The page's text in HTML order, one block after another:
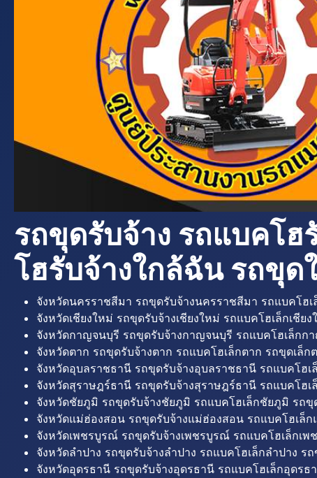
รถขุดรับจ้าง รถแบคโฮ
โฮรับจ้างใกล้ฉัน รถขุด
จังหวัดนครราชสีมา รถขุดรับจ้างนครราชสีมา รถแบคโ
จังหวัดเชียงใหม่ รถขุดรับจ้างเชียงใหม่ รถแบคโฮเล็กเชีย
จังหวัดกาญจนบุรี รถขุดรับจ้างกาญจนบุรี รถแบคโฮเล็ก
จังหวัดตาก รถขุดรับจ้างตาก รถแบคโฮเล็กตาก รถขุดเล็
จังหวัดอุบลราชธานี รถขุดรับจ้างอุบลราชธานี รถแบคโฮ
จังหวัดสุราษฎร์ธานี รถขุดรับจ้างสุราษฎร์ธานี รถแบคโฮ
จังหวัดชัยภูมิ รถขุดรับจ้างชัยภูมิ รถแบคโฮเล็กชัยภูมิ รถ
จังหวัดแม่ฮ่องสอน รถขุดรับจ้างแม่ฮ่องสอน รถแบคโฮเ
จังหวัดเพชรบูรณ์ รถขุดรับจ้างเพชรบูรณ์ รถแบคโฮเล็กเ
จังหวัดลำปาง รถขุดรับจ้างลำปาง รถแบคโฮเล็กลำปาง ร
จังหวัดอุดรธานี รถขุดรับจ้างอุดรธานี รถแบคโฮเล็กอุดร